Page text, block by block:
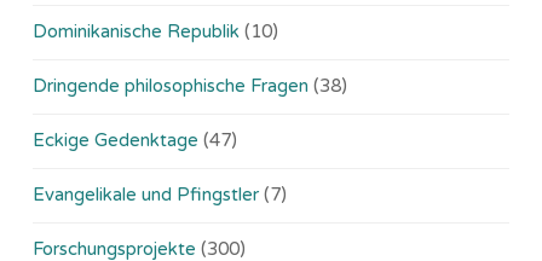
Dominikanische Republik (10)
Dringende philosophische Fragen (38)
Eckige Gedenktage (47)
Evangelikale und Pfingstler (7)
Forschungsprojekte (300)